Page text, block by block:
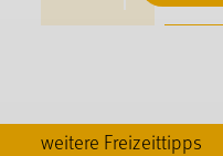
weitere Freizeittipps